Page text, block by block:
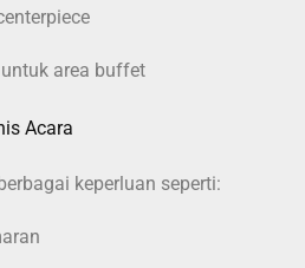
area buffet
Acara
keperluan seperti: